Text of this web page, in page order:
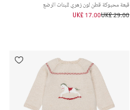
قبعة محبوكة قطن لون زهري للبنات الرضع
UK£ 29.00
UK£ 17.00